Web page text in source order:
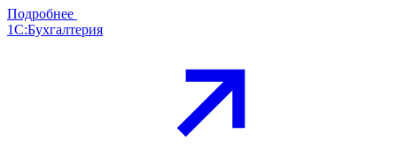
Подробнее
1С:Бухгалтерия